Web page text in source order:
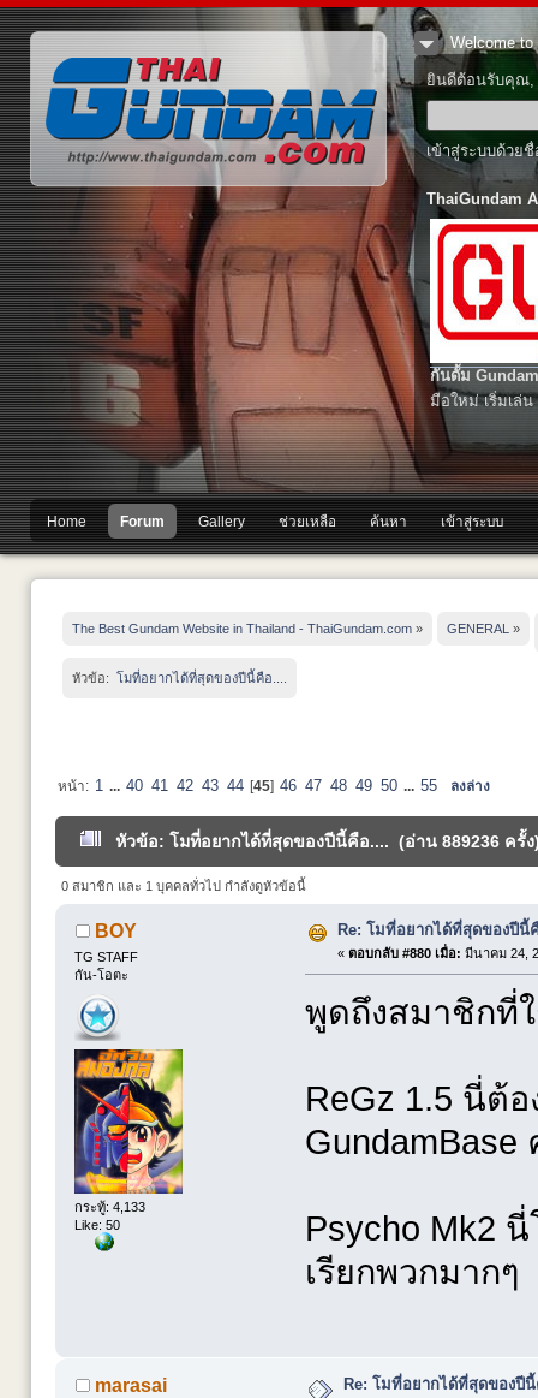
Welcome to
ยินดีต้อนรับคุณ,
เข้าสู่ระบบด้วย
ThaiGundam
กันดั้ม
มือใหม่ เริ่มเล่น
Home Forum Gallery ช่วยเหลือ ค้นหา เข้าสู่ระบบ
The Best Gundam Website in Thailand - ThaiGundam.com » GENERAL »
หัวข้อ: โมที่อยากได้ที่สุดของปีนี้คือ....
หน้า: 1 ... 40 41 42 43 44 [45] 46 47 48 49 50 ... 55 ลงล่าง
หัวข้อ: โมที่อยากได้ที่สุดของปีนี้คือ.... (อ่าน 889236 ครั้ง
0 สมาชิก และ 1 บุคคลทั่วไป กำลังดูหัวข้อนี้
BOY
TG STAFF
กัน-โอตะ
กระทู้: 4,133
Like: 50
Re: โมที่อยากได้ที่สุดของปีนี้
« ตอบกลับ #880 เมื่อ: มีนาคม 24,
พูดถึงสมาชิกที่
ReGz 1.5 นี่ต้
GundamBase
Psycho Mk2
เรียกพวกมากๆ
marasai Re: โมที่อยากได้ที่สุดของปี